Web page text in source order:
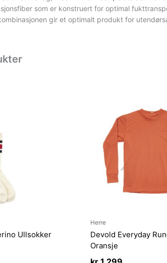
som er konstruert for optimal
gir et optimalt produkt for
Ullsokker
Herre
Devold Everyday
Oransje